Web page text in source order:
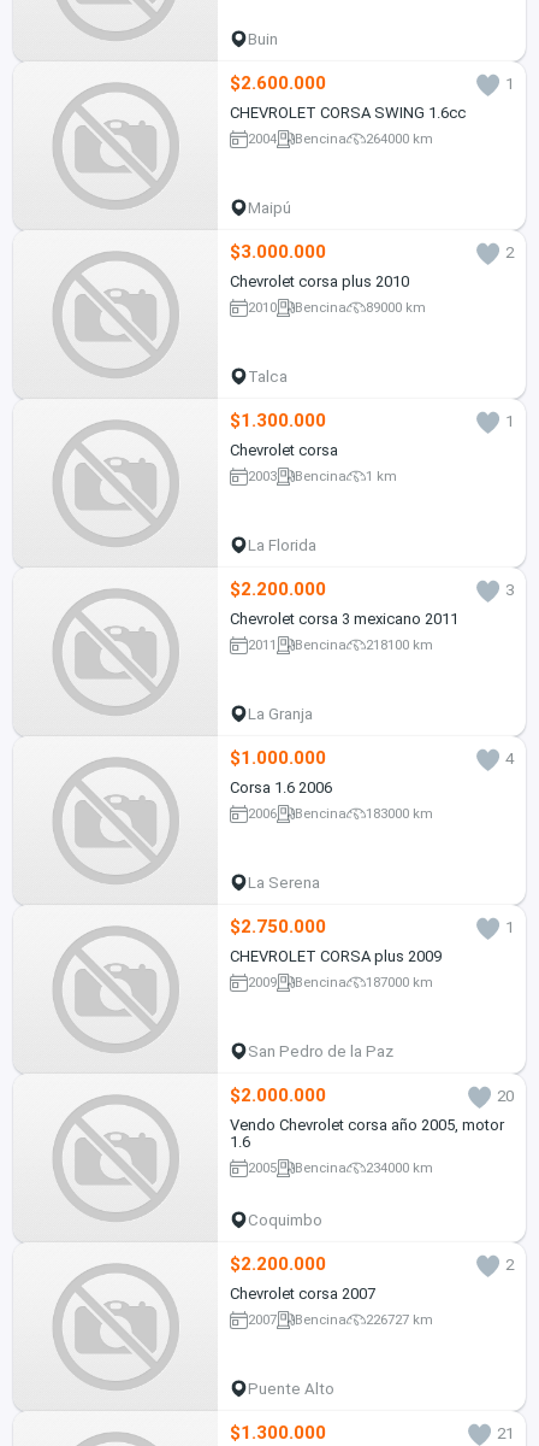
Buin
$2.600.000
1
CHEVROLET CORSA SWING 1.6cc
2004 Bencina 264000 km
Maipú
$3.000.000
2
Chevrolet corsa plus 2010
2010 Bencina 89000 km
Talca
$1.300.000
1
Chevrolet corsa
2003 Bencina 1 km
La Florida
$2.200.000
3
Chevrolet corsa 3 mexicano 2011
2011 Bencina 218100 km
La Granja
$1.000.000
4
Corsa 1.6 2006
2006 Bencina 183000 km
La Serena
$2.750.000
1
CHEVROLET CORSA plus 2009
2009 Bencina 187000 km
San Pedro de la Paz
$2.000.000
20
Vendo Chevrolet corsa año 2005, motor
1.6
2005 Bencina 234000 km
Coquimbo
$2.200.000
2
Chevrolet corsa 2007
2007 Bencina 226727 km
Puente Alto
$1.300.000
21